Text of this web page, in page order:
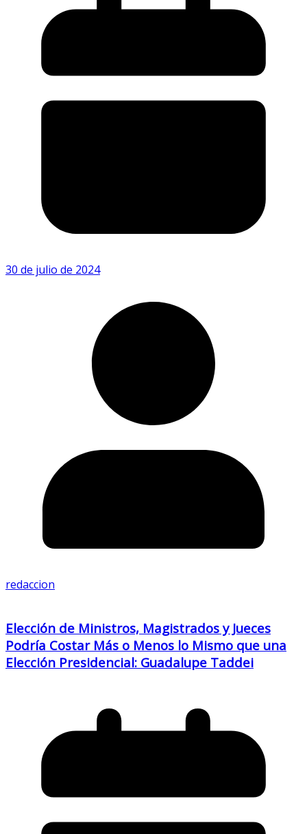
30 de julio de 2024
redaccion
Elección de Ministros, Magistrados y Jueces
Podría Costar Más o Menos lo Mismo que una
Elección Presidencial: Guadalupe Taddei